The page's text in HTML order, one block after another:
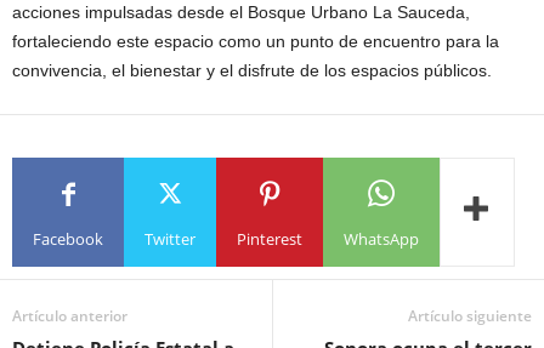
acciones impulsadas desde el Bosque Urbano La Sauceda,
fortaleciendo este espacio como un punto de encuentro para la
convivencia, el bienestar y el disfrute de los espacios públicos.
Facebook Twitter Pinterest WhatsApp
Artículo anterior Artículo siguiente